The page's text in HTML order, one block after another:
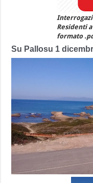
Residenti
formato
Su Pallosu 1